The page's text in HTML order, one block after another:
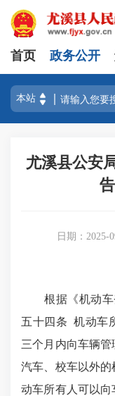
首页 政务公开
尤溪县公安
日期：2025-
根据《机动车
五十四条 机动车
三个月内向车辆
汽车、校车以外
动车所有人可以